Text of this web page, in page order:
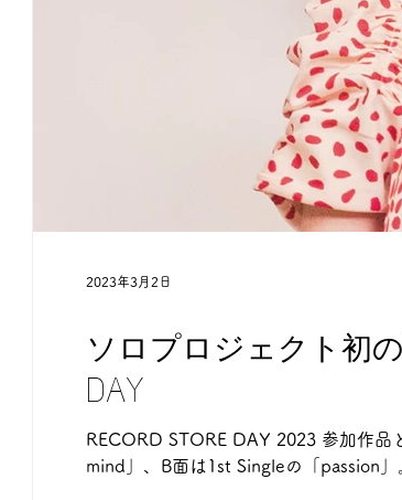
ソロプロジェクト初
DAY
RECORD STORE DAY 2023 参加作品
mind」、B面は1st Singleの「passion
2023年3月2日